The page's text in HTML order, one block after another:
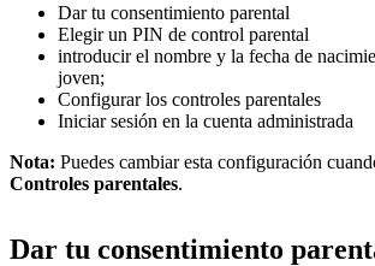
Dar tu consentimiento parental
Elegir un PIN de control parental
introducir el nombre y la fecha de
joven;
Configurar los controles parentales
Iniciar sesión en la cuenta administrada
Nota: Puedes cambiar esta configuración
Controles parentales.
Dar tu consentimiento